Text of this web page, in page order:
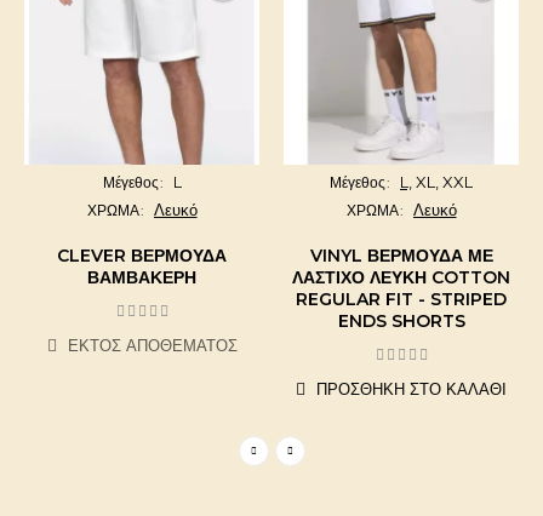
Μέγεθος L
ΧΡΩΜΑ Λευκό
CLEVER ΒΕΡΜΟΎΔΑ
ΒΑΜΒΑΚΕΡΉ
ΕΚΤΌΣ ΑΠΟΘΈΜΑΤΟΣ
Μέγεθος L, XL, XXL
ΧΡΩΜΑ Λευκό
VINYL ΒΕΡΜΟΎΔΑ ΜΕ
ΛΆΣΤΙΧΟ ΛΕΥΚΉ COTTON
REGULAR FIT - STRIPED
ENDS SHORTS
ΠΡΟΣΘΉΚΗ ΣΤΟ ΚΑΛΆΘΙ